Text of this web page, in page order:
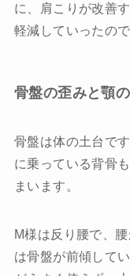
に、肩こりが改善
軽減していったので
骨盤の歪みと顎
骨盤は体の土台で
に乗っている背骨
まいます。
M様は反り腰で、
は骨盤が前傾して